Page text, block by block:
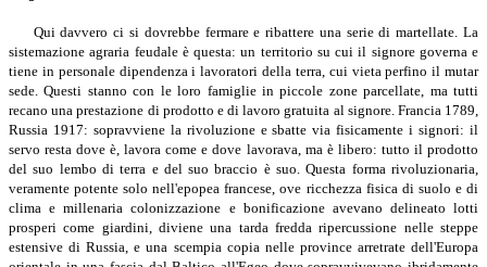
Qui davvero ci si dovrebbe fermare e ribattere una serie di martellate. La
sistemazione agraria feudale è questa: un territorio su cui il signore governa e
tiene in personale dipendenza i lavoratori della terra, cui vieta perfino il mutar
sede. Questi stanno con le loro famiglie in piccole zone parcellate, ma tutti
recano una prestazione di prodotto e di lavoro gratuita al signore. Francia 1789,
Russia 1917: sopravviene la rivoluzione e sbatte via fisicamente i signori: il
servo resta dove è, lavora come e dove lavorava, ma è libero: tutto il prodotto
del suo lembo di terra e del suo braccio è suo. Questa forma rivoluzionaria,
veramente potente solo nell'epopea francese, ove ricchezza fisica di suolo e di
clima e millenaria colonizzazione e bonificazione avevano delineato lotti
prosperi come giardini, diviene una tarda fredda ripercussione nelle steppe
estensive di Russia, e una scempia copia nelle province arretrate dell'Europa